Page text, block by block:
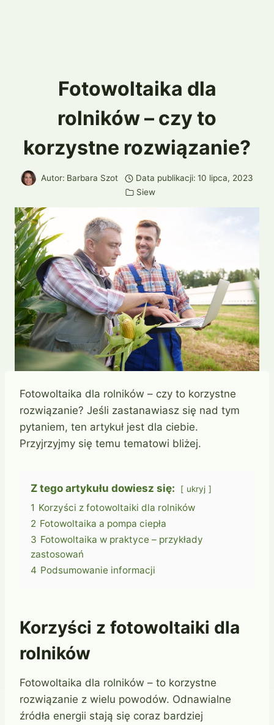
Fotowoltaika dla
rolników – czy to
korzystne rozwiązanie?
Autor: Barbara Szot Data publikacji: 10 lipca, 2023
Siew
Fotowoltaika dla rolników – czy to korzystne
rozwiązanie? Jeśli zastanawiasz się nad tym
pytaniem, ten artykuł jest dla ciebie.
Przyjrzyjmy się temu tematowi bliżej.
Z tego artykułu dowiesz się: ukryj
1 Korzyści z fotowoltaiki dla rolników
2 Fotowoltaika a pompa ciepła
3 Fotowoltaika w praktyce – przykłady
zastosowań
4 Podsumowanie informacji
Korzyści z fotowoltaiki dla
rolników
Fotowoltaika dla rolników – to korzystne
rozwiązanie z wielu powodów. Odnawialne
źródła energii stają się coraz bardziej